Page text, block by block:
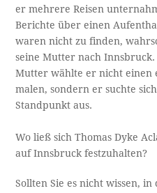
er mehrere Reisen
Berichte über einen
waren nicht zu finden,
seine Mutter nach Innsbruck.
Mutter wählte er nicht einen
malen, sondern er suchte
Standpunkt aus.
Wo ließ sich Thomas Dyke
auf Innsbruck festzuhalten?
Sollten Sie es nicht wissen,